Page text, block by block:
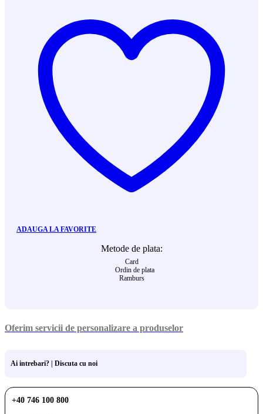
ADAUGA LA FAVORITE
Metode de plata:
Card
Ordin de plata
Ramburs
Oferim servicii de personalizare a produselor
Ai intrebari? | Discuta cu noi
+40 746 100 800